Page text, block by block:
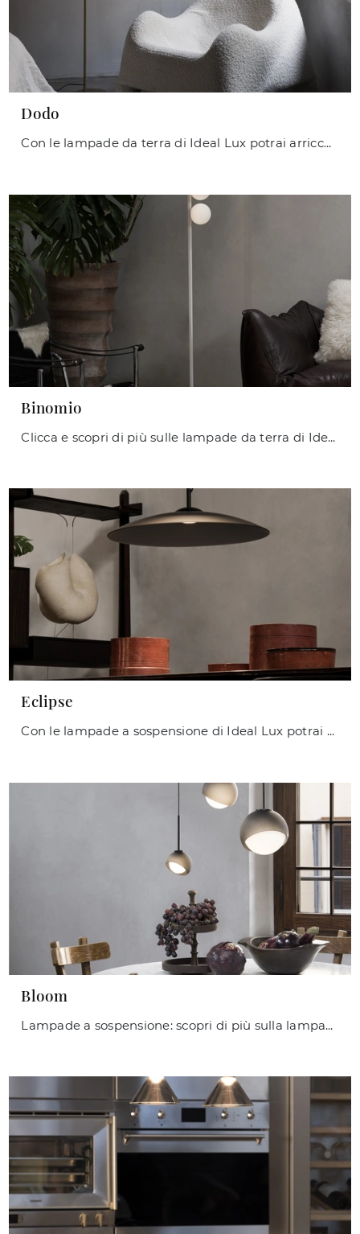
Dodo
Con le lampade da terra di Ideal Lux potrai arricchire i tuoi interni: clicca e scopri Dodo!
Binomio
Clicca e scopri di più sulle lampade da terra di Ideal Lux: il modello Binomio in metallo ti aspetta!
Eclipse
Con le lampade a sospensione di Ideal Lux potrai valorizzare i tuoi spazi: clicca e scopri Eclipse!
Bloom
Lampade a sospensione: scopri di più sulla lampada Bloom in metallo che ti proponiamo.